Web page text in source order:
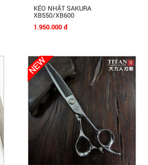
Mua Ngay
KÉO NHẬT SAKURA
XB550/XB600
1.950.000 đ